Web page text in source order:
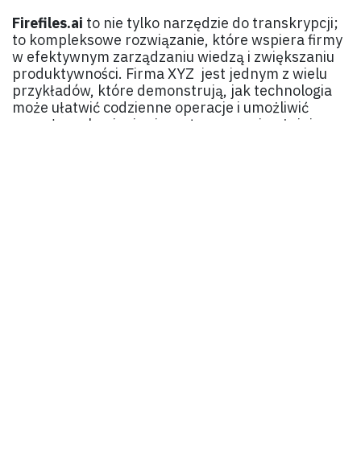
Firefiles.ai to nie tylko narzędzie do transkrypcji;
to kompleksowe rozwiązanie, które wspiera firmy
w efektywnym zarządzaniu wiedzą i zwiększaniu
produktywności. Firma XYZ jest jednym z wielu
przykładów, które demonstrują, jak technologia
może ułatwić codzienne operacje i umożliwić
zespołom skupienie się na tym, co najważniejsze -